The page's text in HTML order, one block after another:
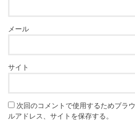
メール
サイト
次回のコメントで使用するためブラ
ルアドレス、サイトを保存する。